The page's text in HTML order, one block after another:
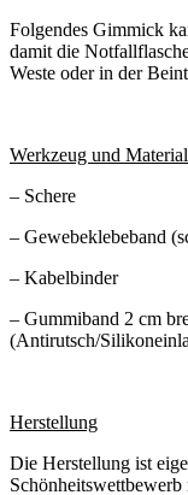
Folgendes Gimmick
damit die
Weste oder in der
Werkzeug und Material
– Schere
– Gewebeklebeband
– Kabelbinder
– Gummiband 2 cm
(Antirutsch/
Herstellung
Die Herstellung ist